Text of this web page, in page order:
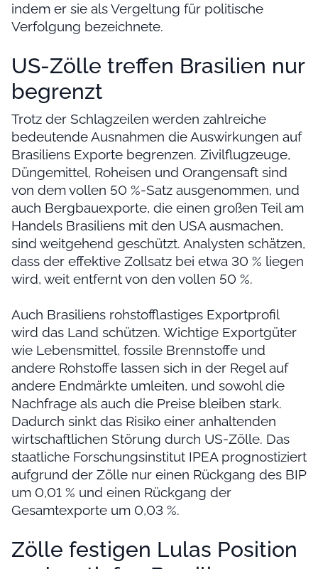
indem er sie als Vergeltung für politische
Verfolgung bezeichnete.
US-Zölle treffen Brasilien nur
begrenzt
Trotz der Schlagzeilen werden zahlreiche
bedeutende Ausnahmen die Auswirkungen auf
Brasiliens Exporte begrenzen. Zivilflugzeuge,
Düngemittel, Roheisen und Orangensaft sind
von dem vollen 50 %-Satz ausgenommen, und
auch Bergbauexporte, die einen großen Teil am
Handels Brasiliens mit den USA ausmachen,
sind weitgehend geschützt. Analysten schätzen,
dass der effektive Zollsatz bei etwa 30 % liegen
wird, weit entfernt von den vollen 50 %.
Auch Brasiliens rohstofflastiges Exportprofil
wird das Land schützen. Wichtige Exportgüter
wie Lebensmittel, fossile Brennstoffe und
andere Rohstoffe lassen sich in der Regel auf
andere Endmärkte umleiten, und sowohl die
Nachfrage als auch die Preise bleiben stark.
Dadurch sinkt das Risiko einer anhaltenden
wirtschaftlichen Störung durch US-Zölle. Das
staatliche Forschungsinstitut IPEA prognostiziert
aufgrund der Zölle nur einen Rückgang des BIP
um 0,01 % und einen Rückgang der
Gesamtexporte um 0,03 %.
Zölle festigen Lulas Position